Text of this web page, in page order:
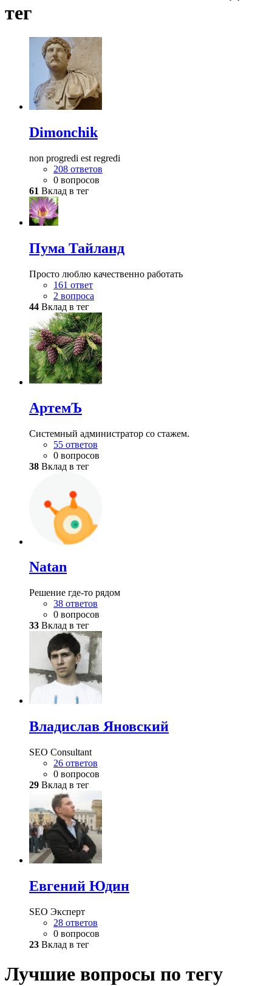
тег
Dimonchik
non progredi est regredi
208 ответов
0 вопросов
61 Вклад в тег
Пума Тайланд
Просто люблю качественно работать
161 ответ
2 вопроса
44 Вклад в тег
АртемЪ
Системный администратор со стажем.
55 ответов
0 вопросов
38 Вклад в тег
Natan
Решение где-то рядом
38 ответов
0 вопросов
33 Вклад в тег
Владислав Яновский
SEO Consultant
26 ответов
0 вопросов
29 Вклад в тег
Евгений Юдин
SEO Эксперт
28 ответов
0 вопросов
23 Вклад в тег
Лучшие вопросы по тегу